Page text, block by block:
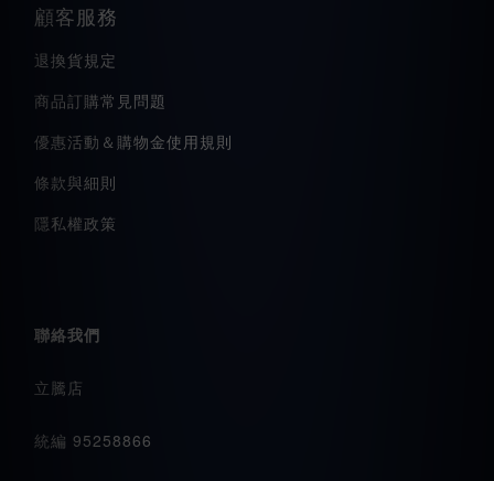
顧客服務
退換貨規定
商品訂購常見問題
優惠活動＆購物金使用規則
條款與細則
隱私權政策
聯絡我們
立騰店
統編 95258866